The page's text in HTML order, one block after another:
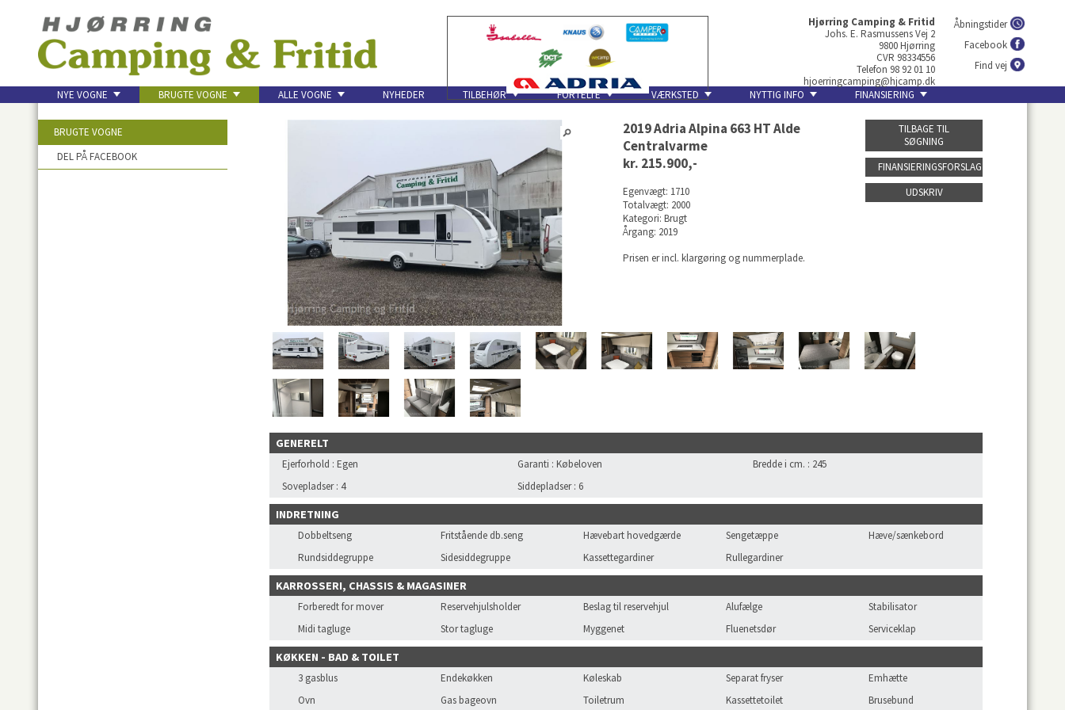
Hjørring Camping & Fritid
Johs. E. Rasmussens Vej 2
9800 Hjørring
CVR 98334556
Telefon 98 92 01 10
hjoerringcamping@hjcamp.dk
Åbningstider
Facebook
Find vej
NYE VOGNE BRUGTE VOGNE ALLE VOGNE NYHEDER TILBEHØR FORTELTE VÆRKSTED NYTTIG INFO
FINANSIERING
BRUGTE VOGNE
DEL PÅ FACEBOOK
2019 Adria Alpina 663 HT Alde
Centralvarme
kr. 215.900,-
Egenvægt: 1710
Totalvægt: 2000
Kategori: Brugt
Årgang: 2019
Prisen er incl. klargøring og nummerplade.
TILBAGE TIL
SØGNING
FINANSIERINGSFORSLAG
UDSKRIV
GENERELT
Ejerforhold : Egen Garanti : Købeloven Bredde i cm. : 245
Sovepladser : 4 Siddepladser : 6
INDRETNING
Dobbeltseng Fritstående db.seng Hævebart hovedgærde Sengetæppe
Hæve/sænkebord
Rundsiddegruppe
Sidesiddegruppe Kassettegardiner Rullegardiner
KARROSSERI, CHASSIS & MAGASINER
Forberedt for mover Reservehjulsholder Beslag til reservehjul Alufælge
Stabilisator
Midi tagluge
Stor tagluge Myggenet Fluenetsdør Serviceklap
KØKKEN - BAD & TOILET
3 gasblus Endekøkken Køleskab Separat fryser
Emhætte
Ovn
Gas bageovn Toiletrum Kassettetoilet Brusebund